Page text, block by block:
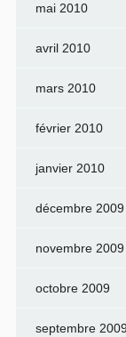
mai 2010
avril 2010
mars 2010
février 2010
janvier 2010
décembre 2009
novembre 2009
octobre 2009
septembre 2009